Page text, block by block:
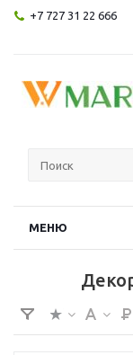
+7 727 31 22 666
МЕНЮ